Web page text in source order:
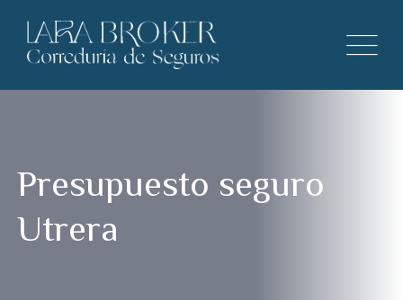
Presupuesto seguro
Utrera